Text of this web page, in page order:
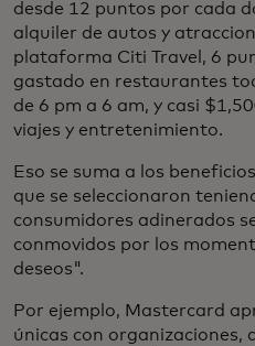
desde 12 puntos por cada
alquiler de autos y
plataforma Citi Travel, 6
gastado en restaurantes
de 6 pm a 6 am, y casi
viajes y entretenimiento.
Eso se suma a los
que se seleccionaron
consumidores adinerados
conmovidos por los
deseos".
Por ejemplo, Mastercard
únicas con organizaciones,